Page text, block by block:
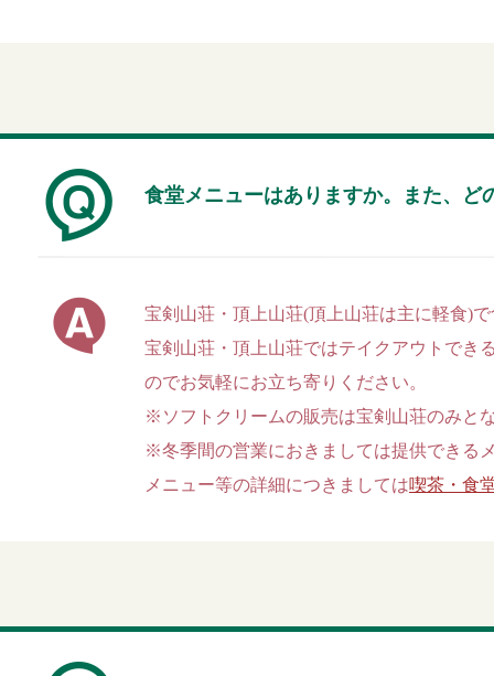
食堂メニューはありますか。また、ど
宝剣山荘・頂上山荘(頂上山荘は主に軽食)
宝剣山荘・頂上山荘ではテイクアウトでき
のでお気軽にお立ち寄りください。
※ソフトクリームの販売は宝剣山荘のみと
※冬季間の営業におきましては提供できる
メニュー等の詳細につきましては喫茶・食